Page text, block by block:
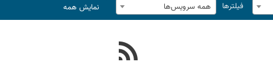
فیلترها همه سرویس‌ها نمایش همه